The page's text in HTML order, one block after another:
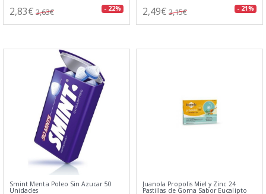
2,83€ 3,63€ - 22% 2,49€ 3,15€ - 21%
Smint Menta Poleo Sin Azucar 50
Unidades
Juanola Propolis Miel y Zinc 24
Pastillas de Goma Sabor Eucalipto